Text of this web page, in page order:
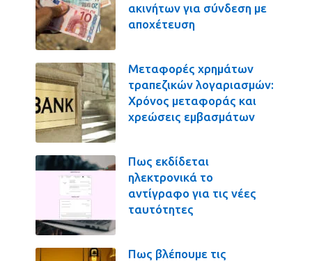
ακινήτων για σύνδεση με
αποχέτευση
Μεταφορές χρημάτων
τραπεζικών λογαριασμών:
Χρόνος μεταφοράς και
χρεώσεις εμβασμάτων
Πως εκδίδεται
ηλεκτρονικά το
αντίγραφο για τις νέες
ταυτότητες
Πως βλέπουμε τις